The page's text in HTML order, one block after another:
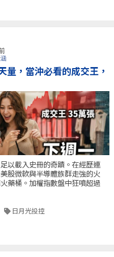
量，當沖必看的成交王，
以載入史冊的奇蹟。在經歷連
股微軟與半導體族群走強的火
藥桶。加權指數盤中狂噴超過
日月光投控